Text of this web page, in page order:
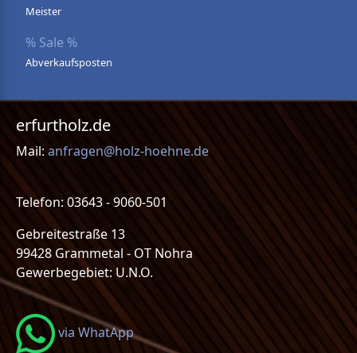
Meister
% Sale %
Abverkaufsposten
erfurtholz.de
Mail: anfragen@holz-hoehne.de
Telefon: 03643 - 9060-501
Gebreitestraße 13
99428 Grammetal - OT Nohra
Gewerbegebiet: U.N.O.
via WhatApp